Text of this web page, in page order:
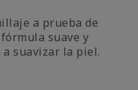
a prueba de
suave y
a suavizar la piel.